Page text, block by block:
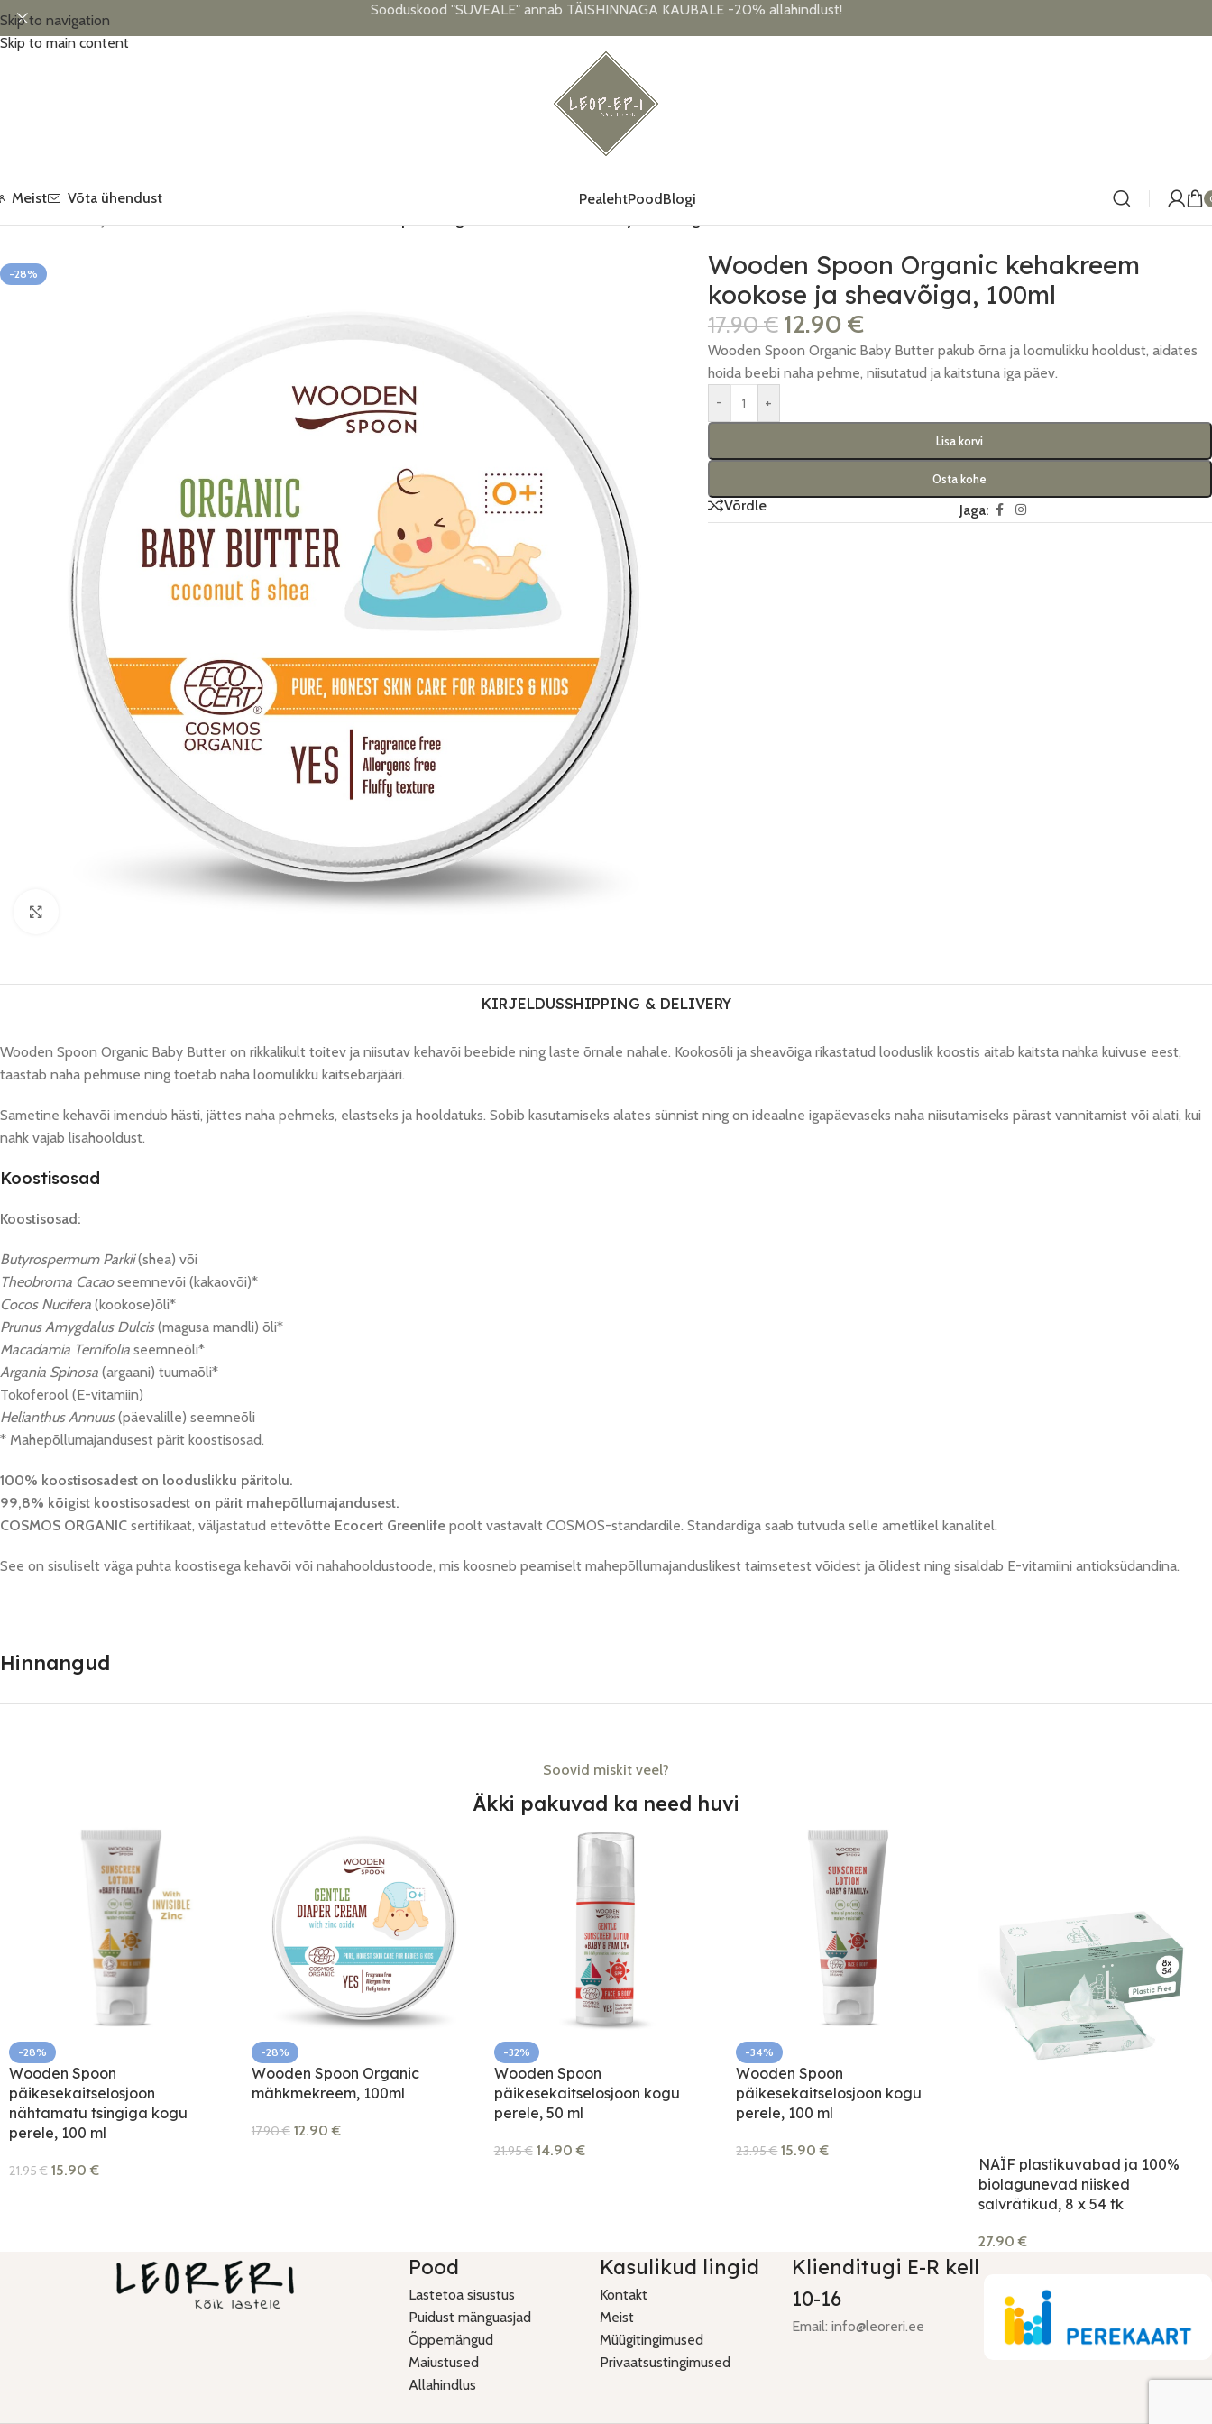
Skip to navigation
Skip to main content
Sooduskood "SUVEALE" annab TÄISHINNAGA KAUBALE -20% allahindlust!
Meist Võta ühendust PealehtPoodBlogi
-28%
Wooden Spoon Organic kehakreem
kookose ja sheavõiga, 100ml
17.90€ 12.90 €
Wooden Spoon Organic Baby Butter pakub õrna ja loomulikku hooldust, aidates
hoida beebi naha pehme, niisutatud ja kaitstuna iga päev.
-
+
Lisa korvi
Osta kohe
Võrdle Jaga:
KIRJELDUSSHIPPING & DELIVERY
Wooden Spoon Organic Baby Butter on rikkalikult toitev ja niisutav kehavõi beebide ning laste õrnale nahale. Kookosõli ja sheavõiga rikastatud looduslik koostis aitab kaitsta nahka kuivuse eest,
taastab naha pehmuse ning toetab naha loomulikku kaitsebarjääri.
Sametine kehavõi imendub hästi, jättes naha pehmeks, elastseks ja hooldatuks. Sobib kasutamiseks alates sünnist ning on ideaalne igapäevaseks naha niisutamiseks pärast vannitamist või alati, kui
nahk vajab lisahooldust.
Koostisosad
Koostisosad:
Butyrospermum Parkii(shea) või
Theobroma Cacaoseemnevõi (kakaovõi)*
Cocos Nucifera (kookose)õli*
Prunus Amygdalus Dulcis(magusa mandli) õli*
Macadamia Ternifolia seemneõli*
Argania Spinosa (argaani) tuumaõli*
Tokoferool (E-vitamiin)
Helianthus Annuus(päevalille) seemneõli
* Mahepõllumajandusest pärit koostisosad.
100% koostisosadest on looduslikku päritolu.
99,8% kõigist koostisosadest on pärit mahepõllumajandusest.
COSMOS ORGANIC sertifikaat, väljastatud ettevõtte Ecocert Greenlife poolt vastavalt COSMOS-standardile. Standardiga saab tutvuda selle ametlikel kanalitel.
See on sisuliselt väga puhta koostisega kehavõi või nahahooldustoode, mis koosneb peamiselt mahepõllumajanduslikest taimsetest võidest ja õlidest ning sisaldab E-vitamiini antioksüdandina.
Hinnangud
Soovid miskit veel?
Äkki pakuvad ka need huvi
-28%
Wooden Spoon
päikesekaitselosjoon
nähtamatu tsingiga kogu
perele, 100 ml
21.95€ 15.90€
-28%
Wooden Spoon Organic
mähkmekreem, 100ml
17.90€ 12.90€
-32%
Wooden Spoon
päikesekaitselosjoon kogu
perele, 50 ml
21.95€ 14.90€
-34%
Wooden Spoon
päikesekaitselosjoon kogu
perele, 100 ml
23.95€ 15.90€
NAÏF plastikuvabad ja 100%
biolagunevad niisked
salvrätikud, 8 x 54 tk
27.90€
Pood
Lastetoa sisustus
Puidust mänguasjad
Õppemängud
Maiustused
Allahindlus
Kasulikud lingid
Kontakt
Meist
Müügitingimused
Privaatsustingimused
Klienditugi E-R kell
10-16
Email: info@leoreri.ee